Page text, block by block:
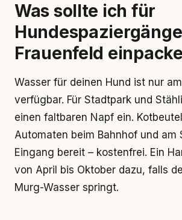
Was sollte ich für
Frauenfeld
Wasser für deinen Hund ist nur
verfügbar. Für Stadtpark und
einen faltbaren Napf ein.
Automaten beim Bahnhof und am
Eingang bereit – kostenfrei. Ein
von April bis Oktober dazu, falls
Murg-Wasser springt.